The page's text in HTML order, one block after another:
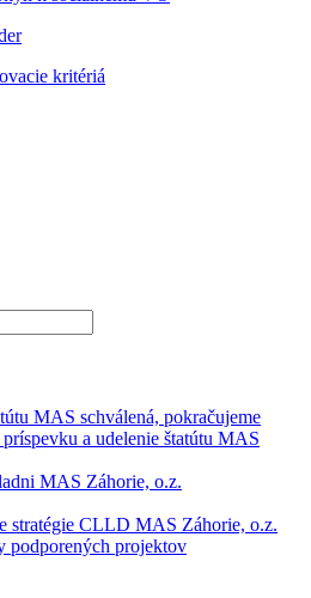
kritériá
MAS schválená, pokračujeme
a udelenie štatútu MAS
MAS Záhorie, o.z.
stratégie CLLD MAS Záhorie, o.z.
podporených projektov